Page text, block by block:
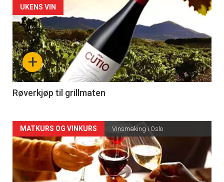
Forsiden
akkurat
nå
-
4
+
UKENS VIN
Røverkjøp til grillmaten
Forsiden
akkurat
nå
MATKURS OG VINKURS Vinsmaking i Oslo